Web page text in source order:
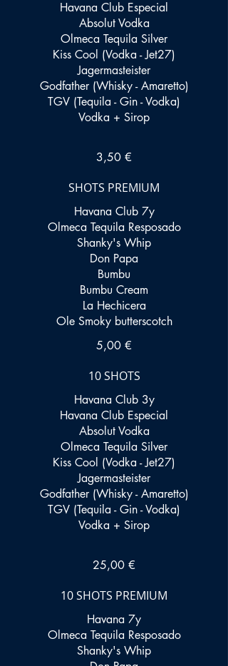
Havana Club Especial
Absolut Vodka
Olmeca Tequila Silver
Kiss Cool (Vodka - Jet27)
Jagermasteister
Godfather (Whisky - Amaretto)
TGV (Tequila - Gin - Vodka)
Vodka + Sirop
3,50 €
SHOTS PREMIUM
Havana Club 7y
Olmeca Tequila Resposado
Shanky's Whip
Don Papa
Bumbu
Bumbu Cream
La Hechicera
Ole Smoky butterscotch
5,00 €
10 SHOTS
Havana Club 3y
Havana Club Especial
Absolut Vodka
Olmeca Tequila Silver
Kiss Cool (Vodka - Jet27)
Jagermasteister
Godfather (Whisky - Amaretto)
TGV (Tequila - Gin - Vodka)
Vodka + Sirop
25,00 €
10 SHOTS PREMIUM
Havana 7y
Olmeca Tequila Resposado
Shanky's Whip